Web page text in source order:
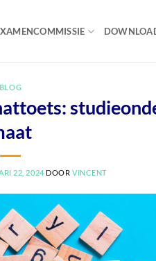
BLOG
22, 2024 DOORVINCENT